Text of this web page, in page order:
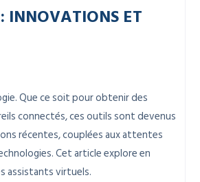
INNOVATIONS ET
Que ce soit pour obtenir des
connectés, ces outils sont devenus
récentes, couplées aux attentes
Cet article explore en
assistants virtuels.